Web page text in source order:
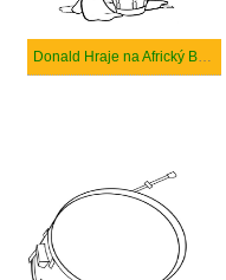
Donald Hraje na Africký Buben